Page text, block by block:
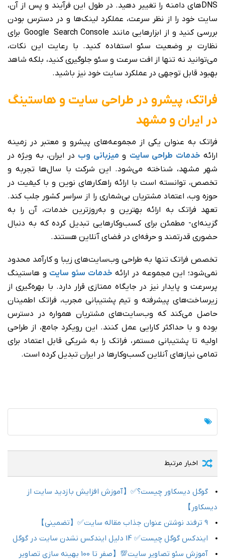
DNSهای دامنه را تغییر دهید. در طول این فرآیند و پس از آن،
سایت خود را از نظر سرعت، عملکرد لینک‌ها و در دسترس بودن
بررسی کنید و از ابزارهایی مانند Google Search Console برای
نظارت بر وضعیت سئو استفاده کنید. با رعایت این نکات،
می‌توانید نه تنها از افت سرعت و سئو جلوگیری کنید، بلکه شاهد
بهبود قابل توجهی در عملکرد سایت خود نیز باشید.
فراتک، پیشرو در طراحی سایت و هاستینگ
در ایران و مشهد
فراتک به عنوان یکی از مجموعه‌های پیشرو و معتبر در زمینه
ارائه خدمات طراحی سایت و میزبانی وب در ایران، به ویژه در
شهر مشهد، شناخته می‌شود. این شرکت با سال‌ها تجربه و
تخصص، توانسته است با ارائه راهکارهای نوین و با کیفیت در
حوزه وب، اعتماد مشتریان بی‌شماری را از سراسر کشور جلب کند.
تعهد فراتک به ارائه بهترین و به‌روزترین خدمات، آن را به
گزینه‌ای- مطمئن برای کسب‌وکارهایی تبدیل کرده که به دنبال
حضوری قدرتمند و حرفه‌ای در فضای آنلاین هستند.
تخصص فراتک تنها به طراحی وب‌سایت‌های زیبا و کارآمد محدود
نمی‌شود؛ این مجموعه در ارائه خدمات سئو سایت و هاستینگ
پرسرعت و پایدار نیز در جایگاه ممتازی قرار دارد. با بهره‌گیری از
زیرساخت‌های پیشرفته و تیم پشتیبانی مجرب، فراتک اطمینان
حاصل می‌کند که وب‌سایت‌های مشتریان همواره در دسترس
بوده و با حداکثر کارایی عمل کنند. این رویکرد جامع، از طراحی
اولیه تا پشتیبانی مستمر، فراتک را به شریکی قابل اعتماد برای
تمامی نیازهای آنلاین کسب‌وکارها در ایران تبدیل کرده است.
اخبار مرتبط
گوگل دیسکاور چیست؟✅【آموزش افزایش بازدید سایت از
دیسکاور】
9 ترفند نوشتن عنوان جذاب مقاله سایت✅【تضمینی】
ایندکس گوگل چیست✅ 14 دلیل ایندکس نشدن سایت در گوگل
آموزش سئو تصاویر سایت💯【صفر تا 100 بهینه سازی تصاویر